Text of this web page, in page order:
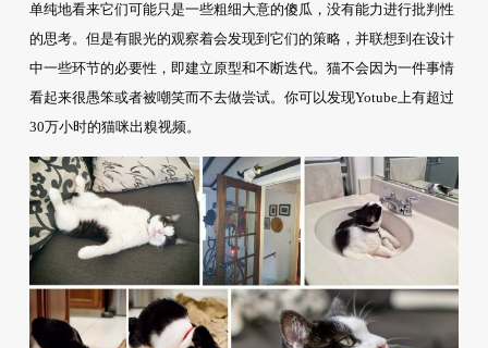
单纯地看来它们可能只是一些粗细大意的傻瓜，没有能力进行批判性
的思考。但是有眼光的观察着会发现到它们的策略，并联想到在设计
中一些环节的必要性，即建立原型和不断迭代。猫不会因为一件事情
看起来很愚笨或者被嘲笑而不去做尝试。你可以发现Yotube上有超过
30万小时的猫咪出糗视频。